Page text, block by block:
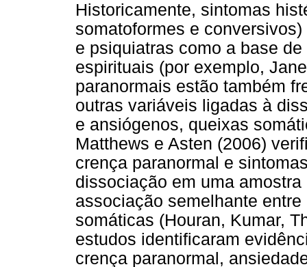
Historicamente, sintomas
somatoformes e
e psiquiatras como a base
espirituais (por exemplo,
paranormais estão também
outras variáveis ligadas à
e ansiógenos, queixas
Matthews e Asten (2006)
crença paranormal e
dissociação em uma
associação semelhante
somáticas (Houran, Kumar,
estudos identificaram
crença paranormal,